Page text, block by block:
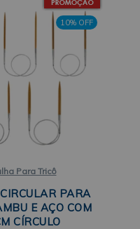
10% OFF
Para Tricô
PARA
E AÇO COM
CÍRCULO